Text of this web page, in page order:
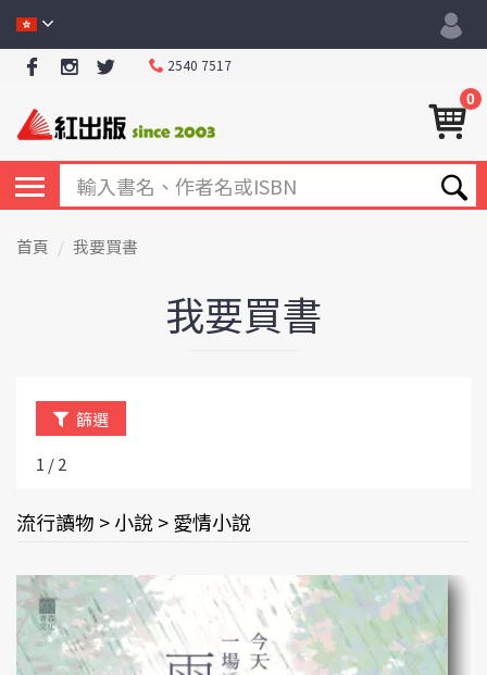
2540 7517
0
首頁 我要買書
我要買書
篩選
1 / 2
流行讀物 > 小說 > 愛情小說